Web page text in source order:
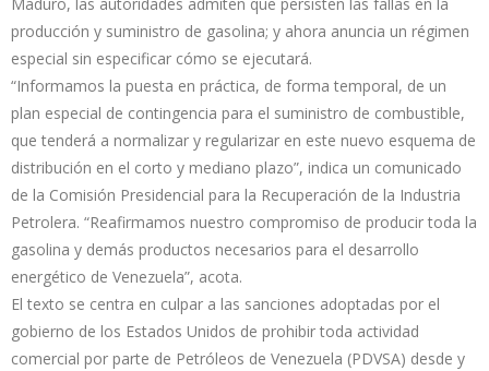
Maduro, las autoridades admiten que persisten las fallas en la
producción y suministro de gasolina; y ahora anuncia un régimen
especial sin especificar cómo se ejecutará.
“Informamos la puesta en práctica, de forma temporal, de un
plan especial de contingencia para el suministro de combustible,
que tenderá a normalizar y regularizar en este nuevo esquema de
distribución en el corto y mediano plazo”, indica un comunicado
de la Comisión Presidencial para la Recuperación de la Industria
Petrolera. “Reafirmamos nuestro compromiso de producir toda la
gasolina y demás productos necesarios para el desarrollo
energético de Venezuela”, acota.
El texto se centra en culpar a las sanciones adoptadas por el
gobierno de los Estados Unidos de prohibir toda actividad
comercial por parte de Petróleos de Venezuela (PDVSA) desde y